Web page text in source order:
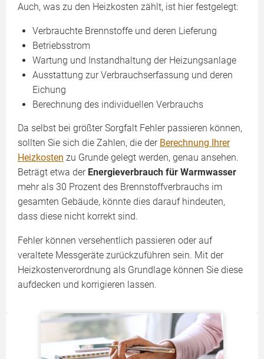
Auch, was zu den Heizkosten zählt, ist hier festgelegt:
Verbrauchte Brennstoffe und deren Lieferung
Betriebsstrom
Wartung und Instandhaltung der Heizungsanlage
Ausstattung zur Verbrauchserfassung und deren
Eichung
Berechnung des individuellen Verbrauchs
Da selbst bei größter Sorgfalt Fehler passieren können,
sollten Sie sich die Zahlen, die der Berechnung Ihrer
Heizkosten zu Grunde gelegt werden, genau ansehen.
Beträgt etwa der Energieverbrauch für Warmwasser
mehr als 30 Prozent des Brennstoffverbrauchs im
gesamten Gebäude, könnte dies darauf hindeuten,
dass diese nicht korrekt sind.
Fehler können versehentlich passieren oder auf
veraltete Messgeräte zurückzuführen sein. Mit der
Heizkostenverordnung als Grundlage können Sie diese
aufdecken und korrigieren lassen.